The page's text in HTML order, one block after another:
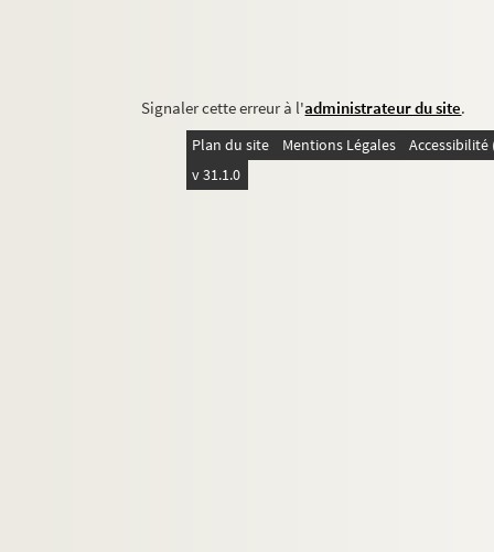
Signaler cette erreur à l'administrateur du site.
Plan du site Mentions Légales
v 31.1.0